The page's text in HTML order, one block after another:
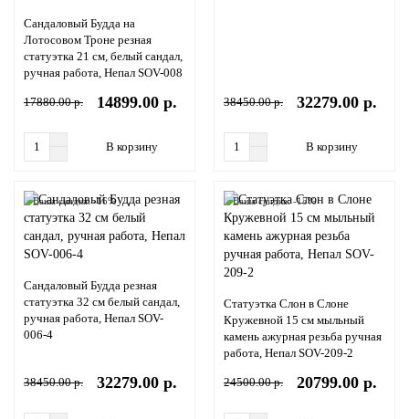
Сандаловый Будда на
Лотосовом Троне резная
статуэтка 21 см, белый сандал,
ручная работа, Непал SOV-008
17880.00 р. 14899.00 р.
В корзину
38450.00 р. 32279.00 р.
В корзину
Ваша скидка: -16%
Сандаловый Будда резная
статуэтка 32 см белый сандал,
ручная работа, Непал SOV-
006-4
38450.00 р. 32279.00 р.
Ваша скидка: -15%
Статуэтка Слон в Слоне
Кружевной 15 см мыльный
камень ажурная резьба ручная
работа, Непал SOV-209-2
24500.00 р. 20799.00 р.